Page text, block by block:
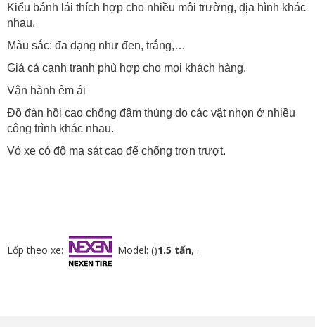
Kiểu bánh lái thích hợp cho nhiều môi trường, địa hình khác
nhau.
Màu sắc: đa dạng như đen, trắng,…
Giá cả cạnh tranh phù hợp cho mọi khách hàng.
Vận hành êm ái
Đồ đàn hồi cao chống đâm thủng do các vật nhọn ở nhiều
công trình khác nhau.
Vỏ xe có độ ma sát cao để chống trơn trượt.
Lốp theo xe: Model: ()1.5 tấn, .